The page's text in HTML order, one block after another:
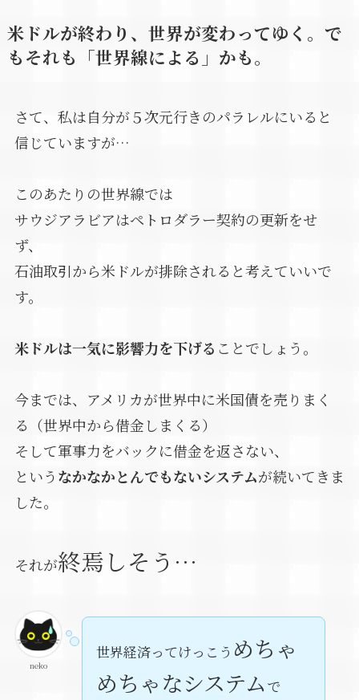
米ドルが終わり、世界が変わってゆく。で
もそれも「世界線による」かも。
さて、私は自分が５次元行きのパラレルにいると
信じていますが…
このあたりの世界線では
サウジアラビアはペトロダラー契約の更新をせ
ず、
石油取引から米ドルが排除されると考えていいで
す。
米ドルは一気に影響力を下げる ことでしょう。
今までは、アメリカが世界中に米国債を売りまく
る（世界中から借金しまくる）
そして軍事力をバックに借金を返さない、
というなかなかとんでもないシステムが続いてきま
した。
それが終焉しそう…
neko
世界経済ってけっこう めちゃ
めちゃなシステム で